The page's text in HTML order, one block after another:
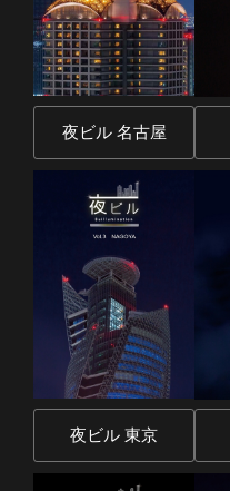
夜ビル 名古屋
夜ビル 東京